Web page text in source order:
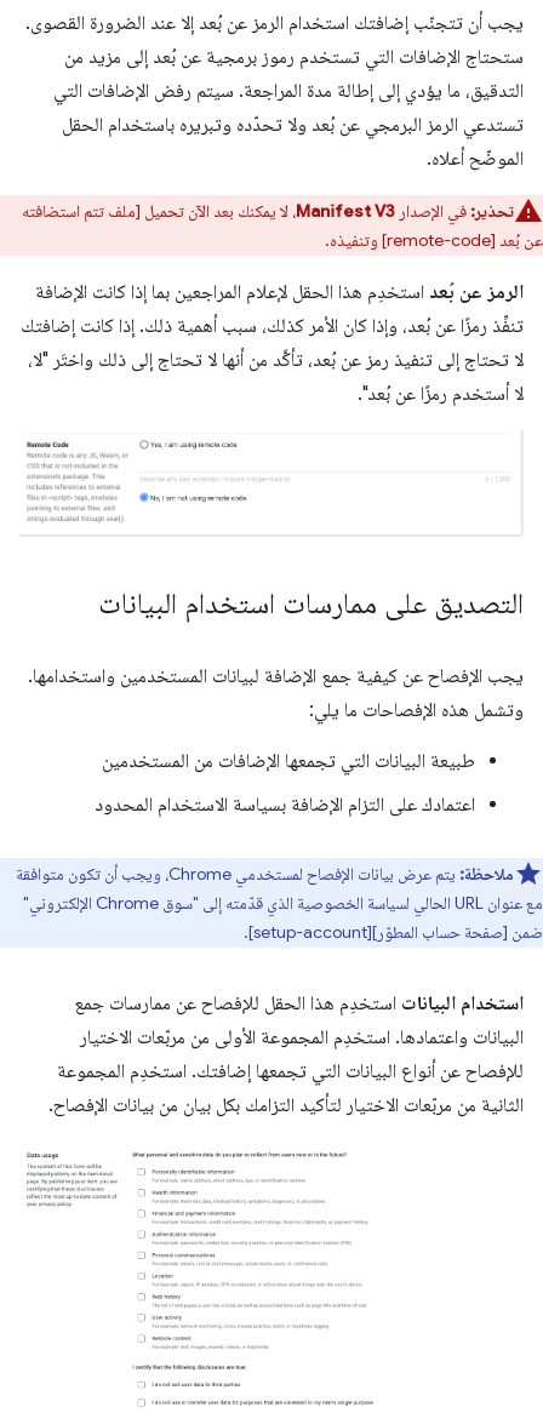
يجب أن تتجنّب إضافتك استخدام الرمز عن بُعد إلا عند الضرورة القصوى.
ستحتاج الإضافات التي تستخدم رموز برمجية عن بُعد إلى مزيد من
التدقيق، ما يؤدي إلى إطالة مدة المراجعة. سيتم رفض الإضافات التي
تستدعي الرمز البرمجي عن بُعد ولا تحدّده وتبريره باستخدام الحقل
الموضّح أعلاه.
تحذير: في الإصدار Manifest V3، لا يمكنك بعد الآن تحميل [ملف تتم استضافته
عن بُعد [remote-code] وتنفيذه.
الرمز عن بُعد استخدِم هذا الحقل لإعلام المراجعين بما إذا كانت الإضافة
تنفِّذ رمزًا عن بُعد، وإذا كان الأمر كذلك، سبب أهمية ذلك. إذا كانت إضافتك
لا تحتاج إلى تنفيذ رمز عن بُعد، تأكَّد من أنها لا تحتاج إلى ذلك واختَر "لا،
لا أستخدم رمزًا عن بُعد".
التصديق على ممارسات استخدام البيانات
يجب الإفصاح عن كيفية جمع الإضافة لبيانات المستخدمين واستخدامها.
وتشمل هذه الإفصاحات ما يلي:
طبيعة البيانات التي تجمعها الإضافات من المستخدمين
اعتمادك على التزام الإضافة بسياسة الاستخدام المحدود
ملاحظة:
يتم عرض بيانات الإفصاح لمستخدمي Chrome، ويجب أن تكون متوافقة
مع عنوان URL الحالي لسياسة الخصوصية الذي قدّمته إلى "سوق Chrome الإلكتروني"
ضمن [صفحة حساب المطوّر][setup-account].
استخدام البيانات استخدِم هذا الحقل للإفصاح عن ممارسات جمع
البيانات واعتمادها. استخدِم المجموعة الأولى من مربّعات الاختيار
للإفصاح عن أنواع البيانات التي تجمعها إضافتك. استخدِم المجموعة
الثانية من مربّعات الاختيار لتأكيد التزامك بكل بيان من بيانات الإفصاح.